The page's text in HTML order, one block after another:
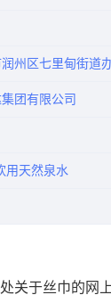
州区七里甸街道
团有限公司
用天然泉水
关于丝巾的网